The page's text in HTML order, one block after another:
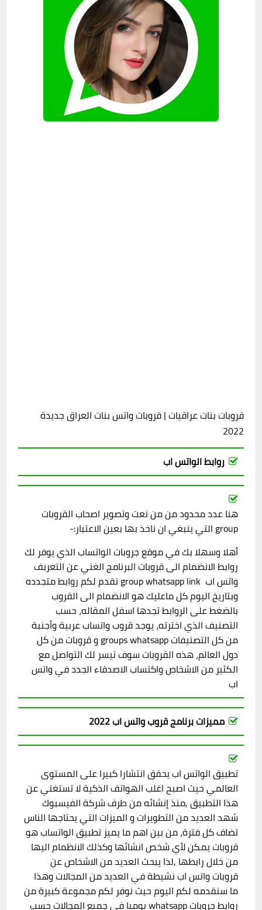
قروبات بنات عراقيات | قروبات واتس بنات العراق جديدة
2022
روابط الواتس اب
هنا عدد محدود من من نعت وتصوير اصحاب القروبات
group التي ينبغي ان ناخذ بها بعين الاعتبار:-
أهلا وسهلا بك في موقع جروبات الواتساب الذي يوفر لك
روابط الانضمام الى قروبات البرنامج الغني عن التعربف
واتس اب group whatsapp link نقدم لكم روابط متجدده
وبتاريخ اليوم كل ماعليك هو الانضمام الى القروب
بالضغط على الروابط تجدها اسفل المقاله، حسب
التصنيف الذي اخترته، يوجد قروب واتساب عربية وأجنبة
من كل التصنيفات groups whatsapp و قروبات من كل
دول العالم، هذه القروبات سوف تيسر لك التواصل مع
الكثير من الاشخاص واكتساب الاصدقاء الجدد في واتس
اب
مميزات برنامج قروب واتس اب 2022
تطبيق الواتس اب يحقق انتشارا كبيرا على المستوى
العالمي حيث اصبح اغلب الهواتف الذكية لا تستغني عن
هذا التطبيق ,منذ إنشائه من طرف شركة الفيسبوك
شهد العديد من التطويرات و الميزات التي يحتاجها الناس
تضاف كل فترة، من بين اهم ما يميز تطبيق الواتساب هو
قروبات يمكن لأي شخص انشائها وكذلك الانظمام اليها
من خلال رابطها ,لذا يبحث العديد من الاشخاص عن
قروبات واتس اب نشيطة في العديد من المجالات وهذا
ما سنقدمه لكم اليوم حيث نوفر لكم مجموعة كبيرة من
روابط جروبات whatsapp يوميا في جميع المجالات حسب